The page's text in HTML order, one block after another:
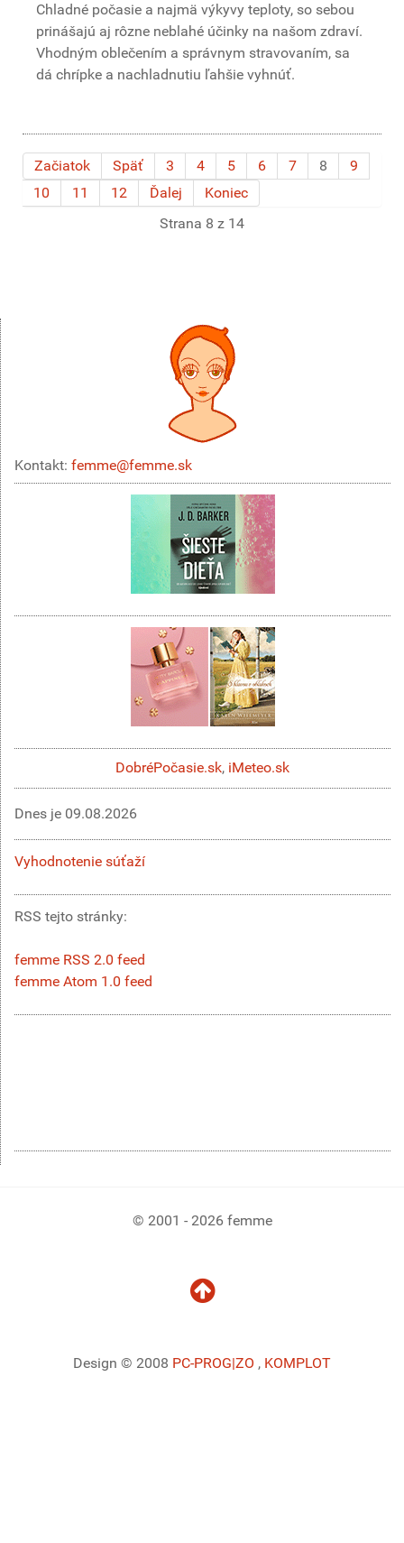
Chladné počasie a najmä výkyvy teploty, so sebou
prinášajú aj rôzne neblahé účinky na našom zdraví.
Vhodným oblečením a správnym stravovaním, sa
dá chrípke a nachladnutiu ľahšie vyhnúť.
Začiatok Späť 3 4 5 6 7 8
9
10
11 12 Ďalej
Koniec
Strana 8 z 14
Kontakt: femme@femme.sk
DobréPočasie.sk, iMeteo.sk
Dnes je 09.08.2026
Vyhodnotenie súťaží
RSS tejto stránky:
femme RSS 2.0 feed
femme Atom 1.0 feed
© 2001 - 2026 femme
Design © 2008 PC-PROG|ZO , KOMPLOT